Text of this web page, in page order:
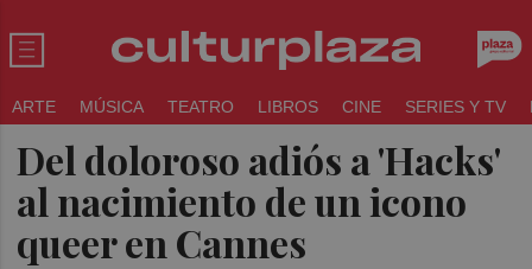
ARTE MÚSICA TEATRO LIBROS CINE SERIES Y TV
Del doloroso adiós a 'Hacks'
al nacimiento de un icono
queer en Cannes